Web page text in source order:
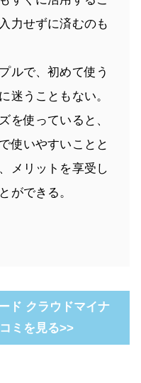
力せずに済むのも
ルで、初めて使う
迷うこともない。
を使っていると、
使いやすいことと
メリットを享受し
ができる。
ド クラウドマイナ
ミを見る>>